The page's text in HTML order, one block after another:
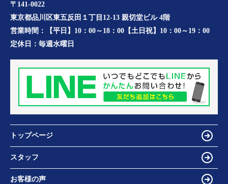
〒141-0022
東京都品川区東五反田１丁目12-13 親切堂ビル 4階
営業時間：
【平日】10：00～18：00【土日祝】10：00～19：00
定休日： 毎週水曜日
トップページ
スタッフ
お客様の声